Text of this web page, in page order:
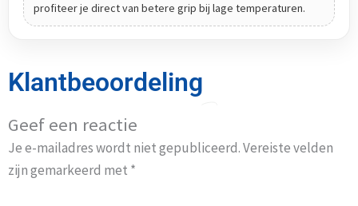
profiteer je direct van betere grip bij lage temperaturen.
Klantbeoordeling
Geef een reactie
Je e-mailadres wordt niet gepubliceerd.Vereiste velden
zijn gemarkeerd met *